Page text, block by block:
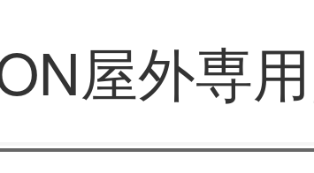
海康威视
屋外専